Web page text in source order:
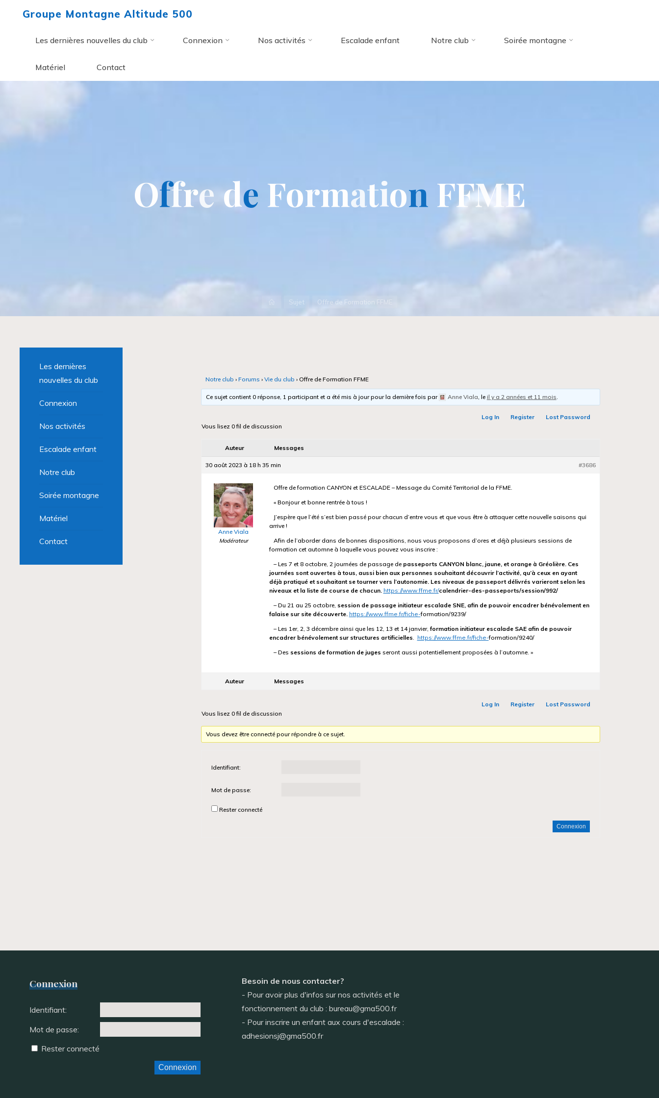
Groupe Montagne Altitude 500
Les dernières nouvelles du club Connexion Nos activités Escalade enfant Notre club Soirée montagne
Matériel Contact
Offrede Formation FFME
AccueilSujet Offre de Formation FFME
Notre club › Forums › Vie du club › Offre de Formation FFME
Ce sujet contient 0 réponse, 1 participant et a été mis à jour pour la dernière fois par Anne Viala , le il y a 2 années et 11 mois
Log In Register
Lost Password
Vous lisez 0 fil de discussion
Auteur Messages
30 août 2023 à 18 h 35 min #3686
Anne Viala
Modérateur
Offre de formation CANYON et ESCALADE – Message du Comité Territorial de la FFME.
« Bonjour et bonne rentrée à tous !
J’espère que l’été s’est bien passé pour chacun d’entre vous et que vous être à attaquer cette nouvelle saisons qui
arrive !
Afin de l’aborder dans de bonnes dispositions, nous vous proposons d’ores et déjà plusieurs sessions de
formation cet automne à laquelle vous pouvez vous inscrire :
– Les 7 et 8 octobre, 2 journées de passage de passeports CANYON blanc, jaune, et orange à Gréolière. Ces
journées sont ouvertes à tous, aussi bien aux personnes souhaitant découvrir l’activité, qu’à ceux en ayant
déjà pratiqué et souhaitant se tourner vers l’autonomie. Les niveaux de passeport délivrés varieront selon les
niveaux et la liste de course de chacun. https://www.ffme.fr/calendrier-des-passeports/session/992/
– Du 21 au 25 octobre, session de passage initiateur escalade SNE, afin de pouvoir encadrer bénévolement en
falaise sur site découverte. https://www.ffme.fr/fiche-formation/9239/
– Les 1er, 2, 3 décembre ainsi que les 12, 13 et 14 janvier,formation initiateur escalade SAE afin de pouvoir
encadrer bénévolement sur structures artificielles. https://www.ffme.fr/fiche-formation/9240/
– Des sessions de formation de juges seront aussi potentiellement proposées à l’automne. »
Auteur Messages
Log In Register
Lost Password
Vous lisez 0 fil de discussion
Vous devez être connecté pour répondre à ce sujet.
Identifiant:
Mot de passe:
Rester connecté
Connexion
Les dernières
nouvelles du club
Connexion
Nos activités
Escalade enfant
Notre club
Soirée montagne
Matériel
Contact
Connexion
Identifiant:
Mot de passe:
Rester connecté
Connexion
Besoin de nous contacter?
- Pour avoir plus d'infos sur nos activités et le
fonctionnement du club : bureau@gma500.fr
- Pour inscrire un enfant aux cours d'escalade :
adhesionsj@gma500.fr